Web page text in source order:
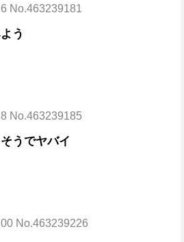
No.463239181
う
No.463239185
うでヤバイ
No.463239226